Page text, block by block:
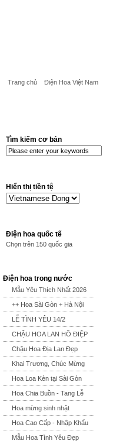
Trang chủ Điện Hoa Việt Nam
Tìm kiếm cơ bản
Hiển thị tiền tệ
Điện hoa quốc tế
Chọn trên 150 quốc gia
Điện hoa trong nước
Mẫu Yêu Thích Nhất 2026
++ Hoa Sài Gòn + Hà Nội
LỄ TÌNH YÊU 14/2
CHẬU HOA LAN HỒ ĐIỆP
Chậu Hoa Địa Lan Đẹp
Khai Trương, Chúc Mừng
Hoa Loa Kèn tại Sài Gòn
Hoa Chia Buồn - Tang Lễ
Hoa mừng sinh nhật
Hoa Cao Cấp - Nhập Khẩu
Mẫu Hoa Tình Yêu Đẹp